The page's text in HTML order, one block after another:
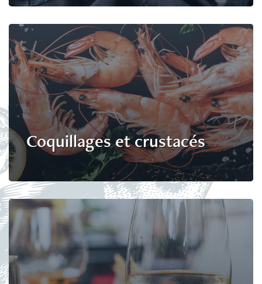
Coquillages et crustacés